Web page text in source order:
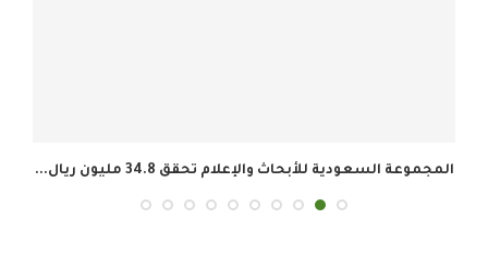
المجموعة السعودية للأبحاث والإعلام تحقق 34.8 مليون ريال...